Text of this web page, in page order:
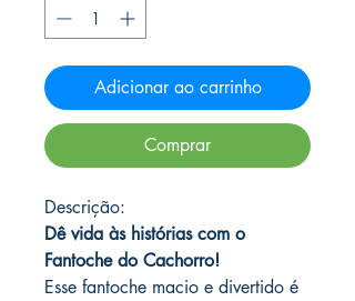
Adicionar ao carrinho
Comprar
Descrição:
Dê vida às histórias com o
Fantoche do Cachorro!
Esse fantoche macio e divertido é